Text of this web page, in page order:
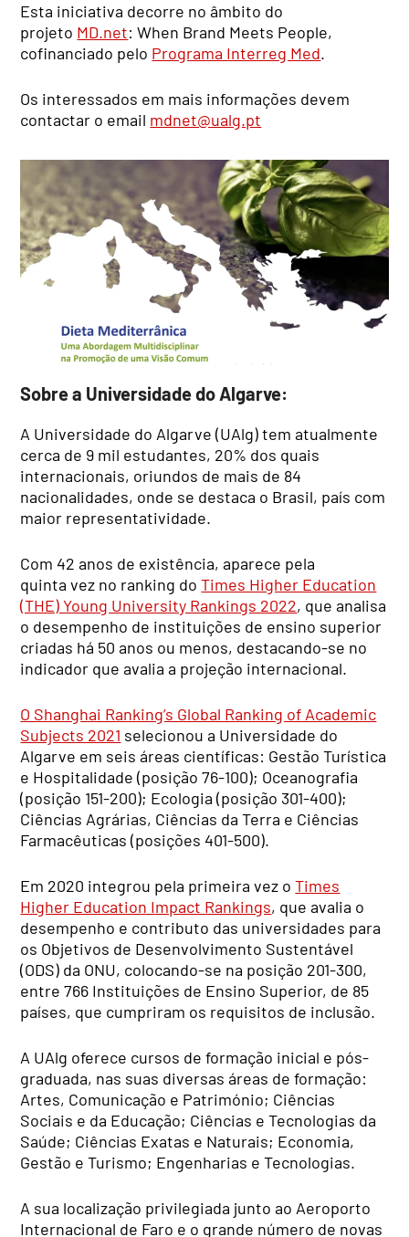
Esta iniciativa decorre no âmbito do
projeto MD.net: When Brand Meets People,
cofinanciado pelo Programa Interreg Med.
Os interessados em mais informações devem
contactar o email mdnet@ualg.pt
Sobre a Universidade do Algarve:
A Universidade do Algarve (UAlg) tem atualmente
cerca de 9 mil estudantes, 20% dos quais
internacionais, oriundos de mais de 84
nacionalidades, onde se destaca o Brasil, país com
maior representatividade.
Com 42 anos de existência, aparece pela
quinta vez no ranking doTimes Higher Education
(THE) Young University Rankings 2022, que analisa
o desempenho de instituições de ensino superior
criadas há 50 anos ou menos, destacando-se no
indicador que avalia a projeção internacional.
O Shanghai Ranking’s Global Ranking of Academic
Subjects 2021 selecionou a Universidade do
Algarve em seis áreas científicas: Gestão Turística
e Hospitalidade (posição 76-100); Oceanografia
(posição 151-200); Ecologia (posição 301-400);
Ciências Agrárias, Ciências da Terra e Ciências
Farmacêuticas (posições 401-500).
Em 2020 integrou pela primeira vez oTimes
Higher Education Impact Rankings, que avalia o
desempenho e contributo das universidades para
os Objetivos de Desenvolvimento Sustentável
(ODS) da ONU, colocando-se na posição 201-300,
entre 766 Instituições de Ensino Superior, de 85
países, que cumpriram os requisitos de inclusão.
A UAlg oferece cursos de formação inicial e pós-
graduada, nas suas diversas áreas de formação:
Artes, Comunicação e Património; Ciências
Sociais e da Educação; Ciências e Tecnologias da
Saúde; Ciências Exatas e Naturais; Economia,
Gestão e Turismo; Engenharias e Tecnologias.
A sua localização privilegiada junto ao Aeroporto
Internacional de Faro e o grande número de novas